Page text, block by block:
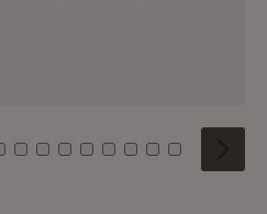
2 3 4
Kachel: 5
Zu Kachel: 6
Zu Kachel: 7
Zu Kachel: 8
Zu Kachel: 9
Zu Kachel: 10
Zu Kachel: 11
Zu Kachel: 12
Zu Kachel:
Zu